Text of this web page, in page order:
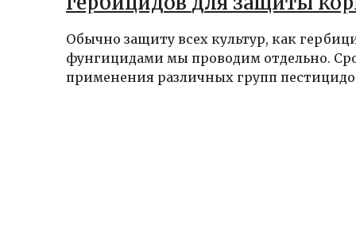
Обычно защиту всех культур, как
фунгицидами мы проводим отдельно.
применения различных групп